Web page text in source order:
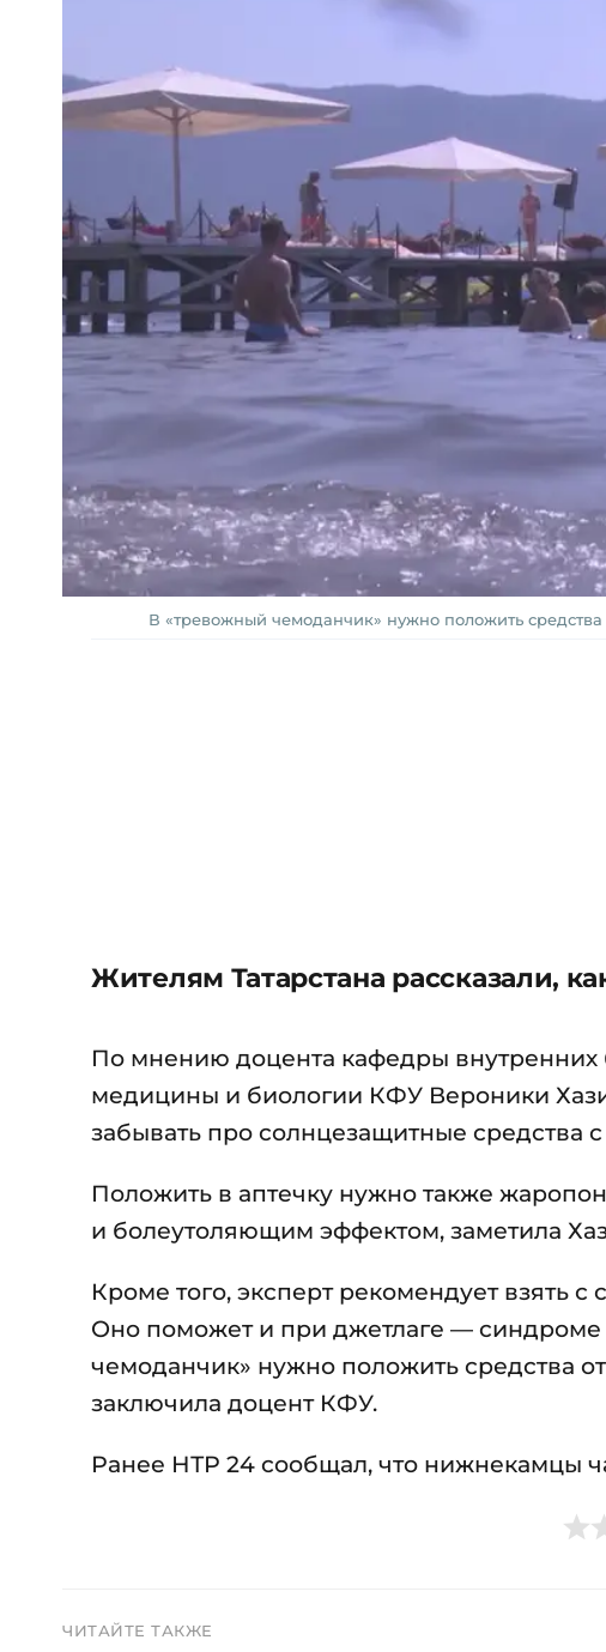
В «тревожный чемоданчик» нужно положить
Жителям Татарстана рассказали,
По мнению доцента кафедры внутренних
медицины и биологии КФУ Вероники
забывать про солнцезащитные средства
Положить в аптечку нужно также
и болеутоляющим эффектом, заметила
Кроме того, эксперт рекомендует взять
Оно поможет и при джетлаге — синдроме
чемоданчик» нужно положить средства
заключила доцент КФУ.
Ранее НТР 24 сообщал, что нижнекамцы
ЧИТАЙТЕ ТАКЖЕ